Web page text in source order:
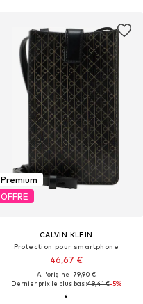
Premium
OFFRE
CALVIN KLEIN
Protection pour smartphone
46,67 €
À l'origine : 79,90 €
Dernier prix le plus bas :49,41 €-5%